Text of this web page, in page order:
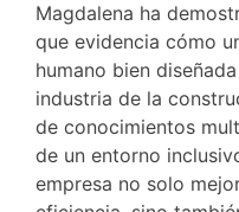
Magdalena ha
que evidencia cómo
humano bien
industria de la
de conocimientos
de un entorno
empresa no solo